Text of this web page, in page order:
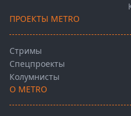
ПРОЕКТЫ METRO
Стримы
Спецпроекты
Колумнисты
О METRO